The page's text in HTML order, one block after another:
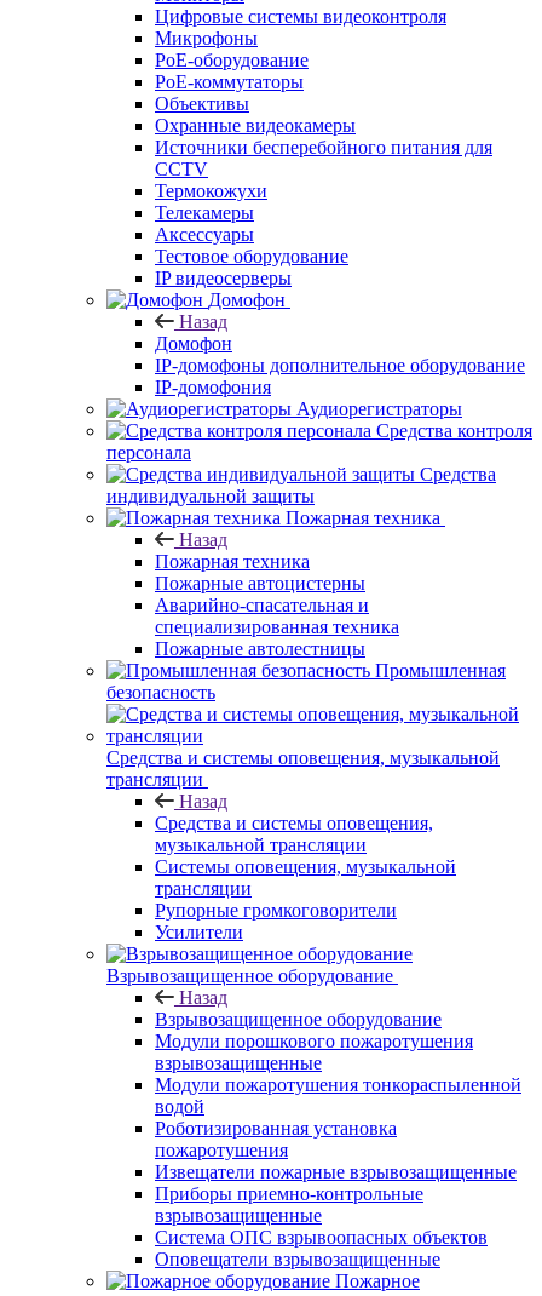
Цифровые системы видеоконтроля
Микрофоны
PoE-оборудование
PoE-коммутаторы
Объективы
Охранные видеокамеры
Источники бесперебойного питания для
CCTV
Термокожухи
Телекамеры
Аксессуары
Тестовое оборудование
IP видеосерверы
Домофон
Назад
Домофон
IP-домофоны дополнительное оборудование
IP-домофония
Аудиорегистраторы
Средства контроля
персонала
Средства
индивидуальной защиты
Пожарная техника
Назад
Пожарная техника
Пожарные автоцистерны
Аварийно-спасательная и
специализированная техника
Пожарные автолестницы
Промышленная
безопасность
Средства и системы оповещения, музыкальной
трансляции
Назад
Средства и системы оповещения,
музыкальной трансляции
Системы оповещения, музыкальной
трансляции
Рупорные громкоговорители
Усилители
Взрывозащищенное оборудование
Назад
Взрывозащищенное оборудование
Модули порошкового пожаротушения
взрывозащищенные
Модули пожаротушения тонкораспыленной
водой
Роботизированная установка
пожаротушения
Извещатели пожарные взрывозащищенные
Приборы приемно-контрольные
взрывозащищенные
Система ОПС взрывоопасных объектов
Оповещатели взрывозащищенные
Пожарное